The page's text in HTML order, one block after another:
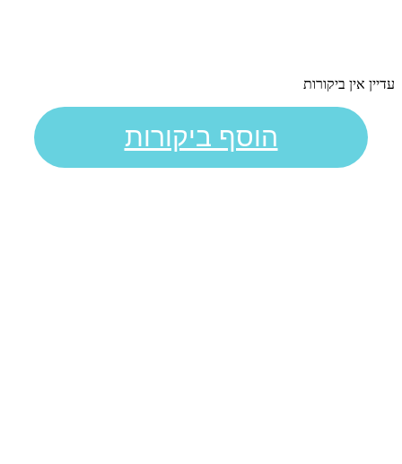
עדיין אין ביקורות
הוסף ביקורות